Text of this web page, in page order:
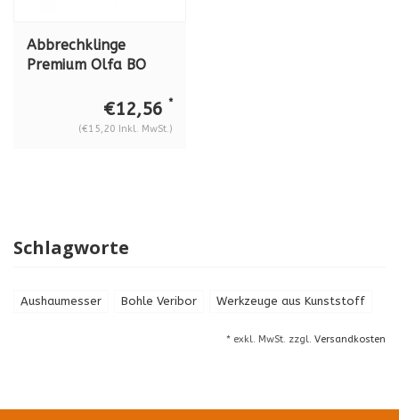
Abbrechklinge
Premium Olfa BO
€12,56 *
(€15,20 Inkl. MwSt.)
Schlagworte
Aushaumesser Bohle Veribor Werkzeuge aus Kunststoff
* exkl. MwSt. zzgl. Versandkosten